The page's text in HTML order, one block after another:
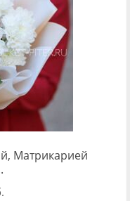
Матрикарией